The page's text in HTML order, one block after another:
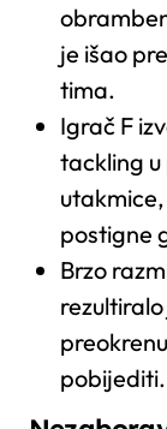
je išao
tima.
Igrač F
tackling
postigne
Brzo
pobijediti.